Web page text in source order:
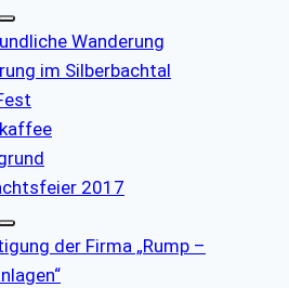
Wanderung
im Silberbachtal
2017
der Firma „Rump –